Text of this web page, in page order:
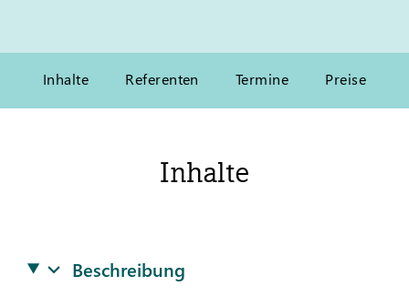
Inhalte Referenten Termine Preise
Inhalte
Beschreibung